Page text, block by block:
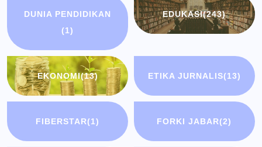
DUNIA PENDIDIKAN
(1)
EDUKASI(243)
EKONOMI(13) ETIKA JURNALIS(13)
FIBERSTAR(1) FORKI JABAR(2)